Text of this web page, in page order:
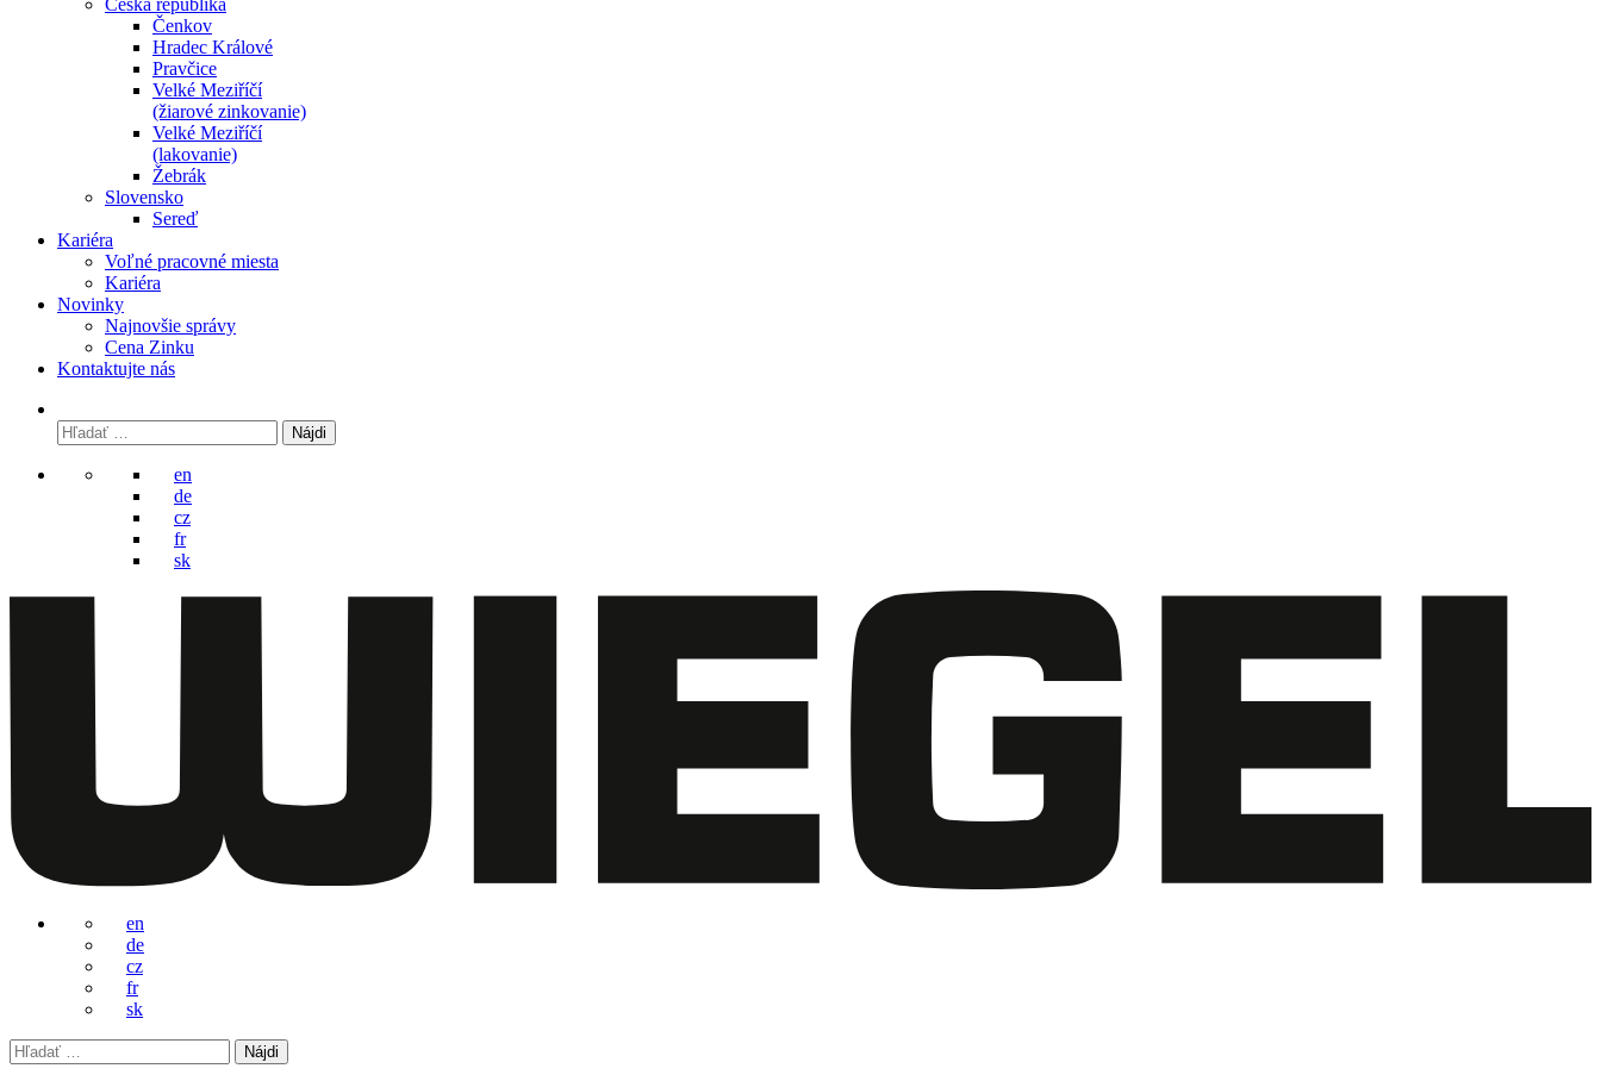
Česká republika
Čenkov
Hradec Králové
Pravčice
Velké Meziříčí
(žiarové zinkovanie)
Velké Meziříčí
(lakovanie)
Žebrák
Slovensko
Sereď
Kariéra
Voľné pracovné miesta
Kariéra
Novinky
Najnovšie správy
Cena Zinku
Kontaktujte nás
Hľadať:
en
de
cz
fr
sk
en
de
cz
fr
sk
Hľadať: